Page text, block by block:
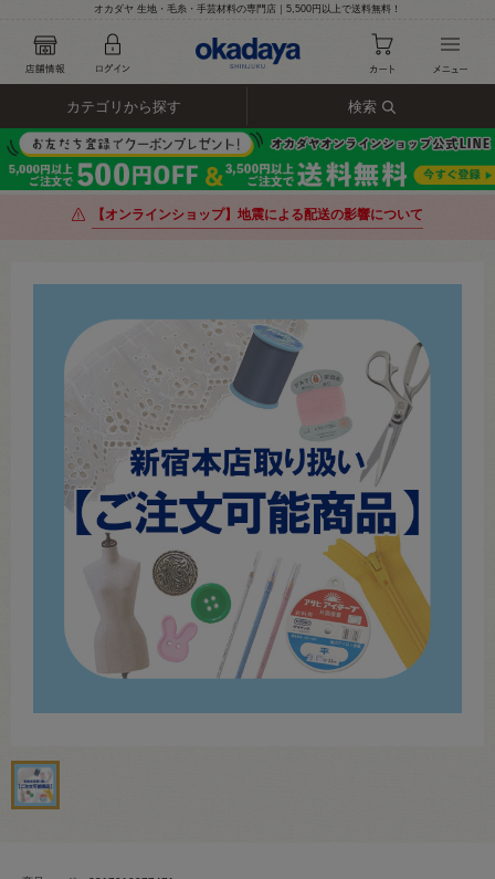
オカダヤ 生地・毛糸・手芸材料の専門店｜5,500円以上で送料無料！
カテゴリから探す 検索
【オンラインショップ】地震による配送の影響について